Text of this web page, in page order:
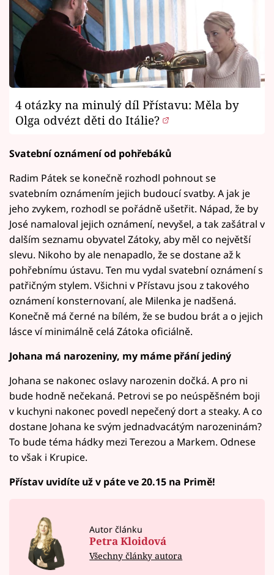
4 otázky na minulý díl Přístavu: Měla by
Olga odvézt děti do Itálie?
Svatební oznámení od pohřebáků
Radim Pátek se konečně rozhodl pohnout se
svatebním oznámením jejich budoucí svatby. A jak je
jeho zvykem, rozhodl se pořádně ušetřit. Nápad, že by
José namaloval jejich oznámení, nevyšel, a tak zašátral v
dalším seznamu obyvatel Zátoky, aby měl co největší
slevu. Nikoho by ale nenapadlo, že se dostane až k
pohřebnímu ústavu. Ten mu vydal svatební oznámení s
patřičným stylem. Všichni v Přístavu jsou z takového
oznámení konsternovaní, ale Milenka je nadšená.
Konečně má černé na bílém, že se budou brát a o jejich
lásce ví minimálně celá Zátoka oficiálně.
Johana má narozeniny, my máme přání jediný
Johana se nakonec oslavy narozenin dočká. A pro ni
bude hodně nečekaná. Petrovi se po neúspěšném boji
v kuchyni nakonec povedl nepečený dort a steaky. A co
dostane Johana ke svým jednadvacátým narozeninám?
To bude téma hádky mezi Terezou a Markem. Odnese
to však i Krupice.
Přístav uvidíte už v páte ve 20.15 na Primě!
Autor článku
Petra Kloidová
Všechny články autora